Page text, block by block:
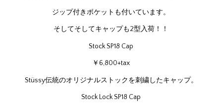
ジップ付きポケットも付いています。
そしてそしてキャップも2型入荷！！
Stock SP18 Cap
￥6,800+tax
Stüssy伝統のオリジナルストックを刺繍したキャップ。
Stock Lock SP18 Cap